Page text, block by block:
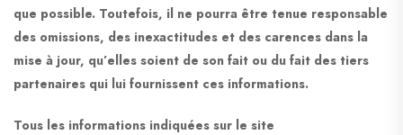
que possible. Toutefois, il ne pourra être tenue responsable
des omissions, des inexactitudes et des carences dans la
mise à jour, qu’elles soient de son fait ou du fait des tiers
partenaires qui lui fournissent ces informations.
Tous les informations indiquées sur le site